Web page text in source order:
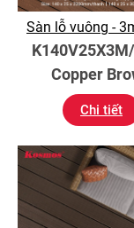
Sàn lỗ vuông -
Copper
Chi tiết